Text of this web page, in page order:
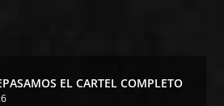
EL CARTEL COMPLETO